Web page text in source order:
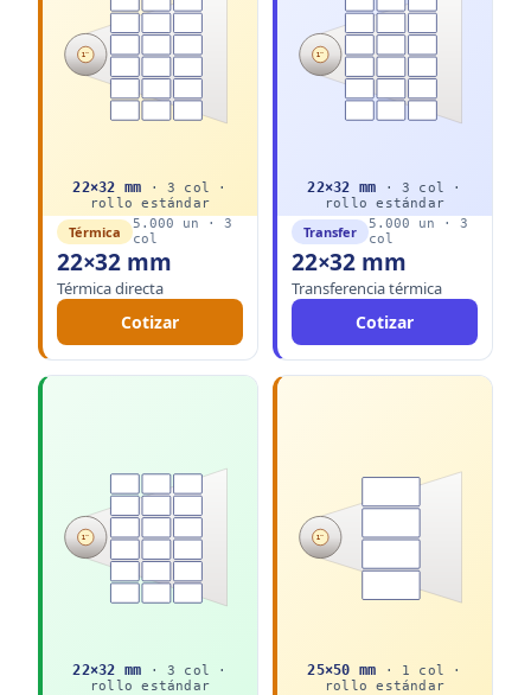
1"
22×32 mm · 3 col ·
rolloestándar
Térmica 5.000 un ·3
col
22×32 mm
Térmica directa
Cotizar
1"
22×32 mm · 3 col ·
rolloestándar
Transfer 5.000 un ·3
col
22×32 mm
Transferencia térmica
Cotizar
1"
22×32 mm · 3 col ·
rolloestándar
1"
25×50 mm · 1 col ·
rolloestándar